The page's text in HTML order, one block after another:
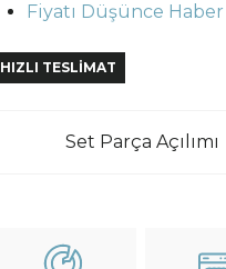
Fiyatı Düşünce Haber
HIZLI TESLİMAT
Set Parça Açılımı